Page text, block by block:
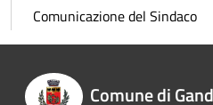
Comunicazione del Sindaco
Comune di